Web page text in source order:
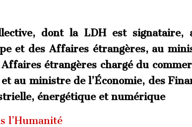
dont la LDH est signataire,
et des Affaires étrangères, au
Affaires étrangères chargé du
au ministre de l’Économie, des
énergétique et numérique
l’Humanité